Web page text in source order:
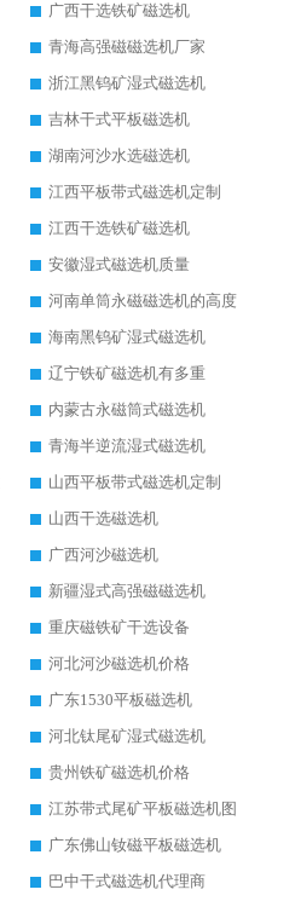
广西干选铁矿磁选机
青海高强磁磁选机厂家
浙江黑钨矿湿式磁选机
吉林干式平板磁选机
湖南河沙水选磁选机
江西平板带式磁选机定制
江西干选铁矿磁选机
安徽湿式磁选机质量
河南单筒永磁磁选机的高度
海南黑钨矿湿式磁选机
辽宁铁矿磁选机有多重
内蒙古永磁筒式磁选机
青海半逆流湿式磁选机
山西平板带式磁选机定制
山西干选磁选机
广西河沙磁选机
新疆湿式高强磁磁选机
重庆磁铁矿干选设备
河北河沙磁选机价格
广东1530平板磁选机
河北钛尾矿湿式磁选机
贵州铁矿磁选机价格
江苏带式尾矿平板磁选机图
广东佛山钕磁平板磁选机
巴中干式磁选机代理商